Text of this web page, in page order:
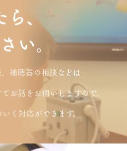
、
い。
補聴器の相談などは
お話をお伺いしますので、
く対応ができます。